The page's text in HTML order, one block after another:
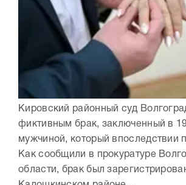
Кировский районный суд
фиктивным брак, заключенный в
мужчиной, который впоследствии
Как сообщили в прокуратуре
области, брак был